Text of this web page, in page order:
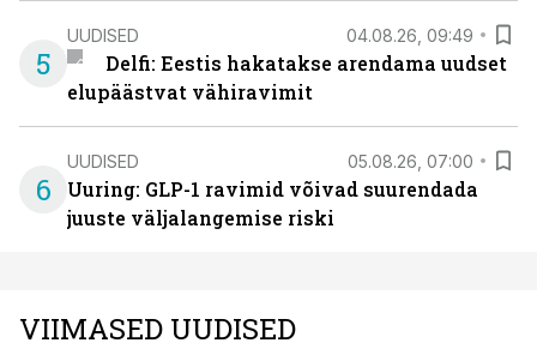
5
UUDISED 04.08.26, 09:49
Delfi: Eestis hakatakse arendama uudset
elupäästvat vähiravimit
6
UUDISED 05.08.26, 07:00
Uuring: GLP-1 ravimid võivad suurendada
juuste väljalangemise riski
VIIMASED UUDISED